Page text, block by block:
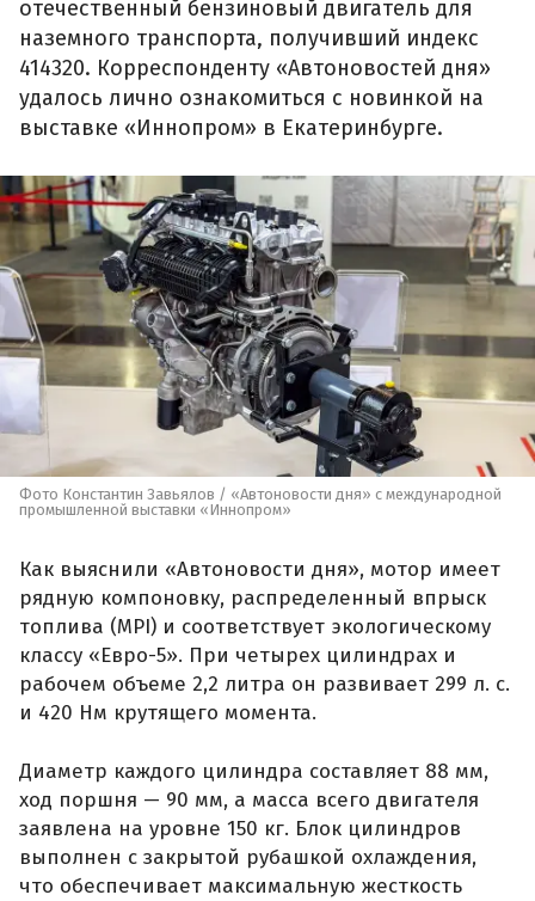
отечественный бензиновый двигатель для
наземного транспорта, получивший индекс
414320. Корреспонденту «Автоновостей дня»
удалось лично ознакомиться с новинкой на
выставке «Иннопром» в Екатеринбурге.
Фото Константин Завьялов / «Автоновости дня» с международной
промышленной выставки «Иннопром»
Как выяснили «Автоновости дня», мотор имеет
рядную компоновку, распределенный впрыск
топлива (MPI) и соответствует экологическому
классу «Евро-5». При четырех цилиндрах и
рабочем объеме 2,2 литра он развивает 299 л. с.
и 420 Нм крутящего момента.
Диаметр каждого цилиндра составляет 88 мм,
ход поршня — 90 мм, а масса всего двигателя
заявлена на уровне 150 кг. Блок цилиндров
выполнен с закрытой рубашкой охлаждения,
что обеспечивает максимальную жесткость